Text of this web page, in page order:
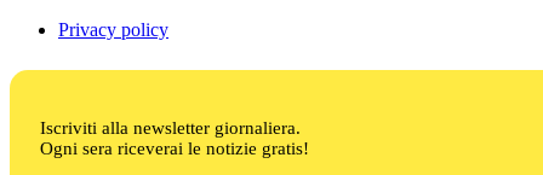
Privacy policy
Iscriviti alla newsletter giornaliera.
Ogni sera riceverai le notizie gratis!